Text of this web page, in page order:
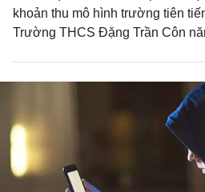
khoản thu mô hình trường tiên
Trường THCS Đặng Trần Côn